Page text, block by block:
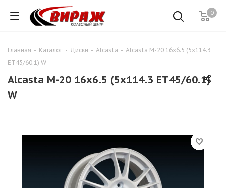
0
Главная - Каталог - Диски - Alcasta - Alcasta M-20 16x6.5 (5x114.3
ET45/60.1) W
Alcasta M-20 16x6.5 (5x114.3 ET45/60.1)
W